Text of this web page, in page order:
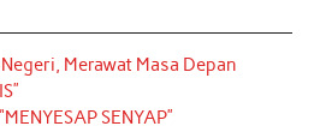
r
k
e
d
t
t
e
T
u
b
Merawat Masa Depan
SENYAP”